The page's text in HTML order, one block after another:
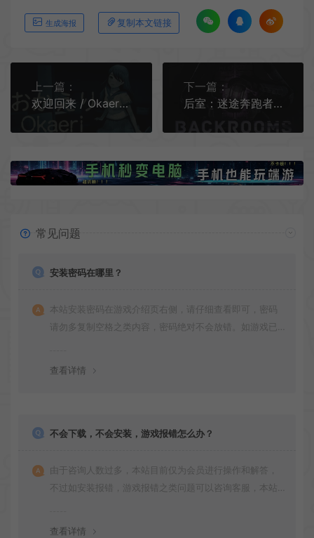
生成海报 复制本文链接
上一篇：
欢迎回来 / Okaeri 日系心理恐怖VHS游戏
下一篇：
后室：迷途奔跑者 / Backrooms Lost Runners 生存恐怖游戏
常见问题
安装密码在哪里？
本站安装密码在游戏介绍页右侧，请仔细查看即可，密码
请勿多复制空格之类内容，密码绝对不会放错。如游戏已
查看详情
不会下载，不会安装，游戏报错怎么办？
由于咨询人数过多，本站目前仅为会员进行操作和解答，
不过如安装报错，游戏报错之类问题可以咨询客服，本站
查看详情